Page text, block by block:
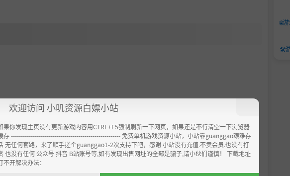
🌐
🛠️
欢迎访问 小叽资源白嫖小站
果你发现主页没有更新游戏内容用CTRL+F5强制刷新一下网页，如果还是不行清空一下浏览器
存 ------------------------------------------------------- 免费单机游戏资源小站，小站靠guanggao艰难存
无任何套路，来了顺手搓个guanggao1-2次支持下吧，感谢 小站没有充值.不卖会员.也没有打
也没有任何 公众号 抖音 B站账号等,如有发现出售网址的全部是骗子,请小伙们谨慎！ 下载地址
不开解决办法：